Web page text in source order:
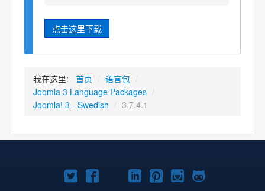
点击这里下载
我在这里: 首页 / 语言包 /
Joomla 3 Language Packages /
Joomla! 3 - Swedish / 3.7.4.1
TwitterFacebookYouTube
LinkedIn
Pinterest
Instagram
GitHub